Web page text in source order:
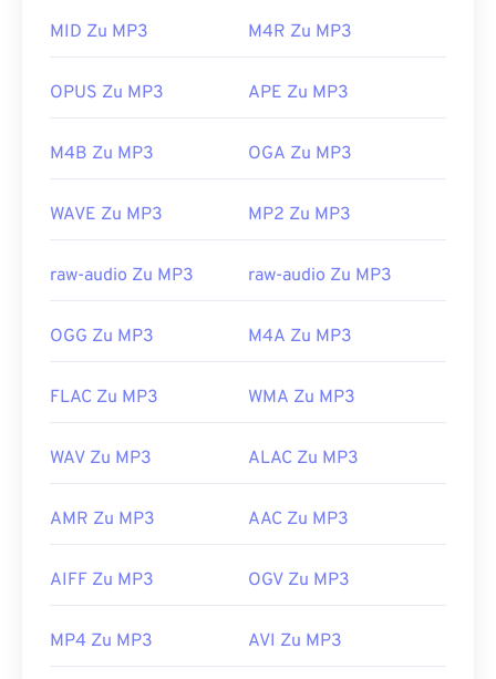
Ein weiteres Programm, das MP3-Dateien öffnen
zwei weitere Dateitypen die Erweiterung MP3
der Ransomware TeslaCrypt 3.0 verschlüsselte
die Lösegeld in Bitcoins forderte, inzwischen aber
Bedrohung mehr darstellt.
Experts Group
https://en.wikipedia.org/wiki/MP3
a/music-player-application-format.html
MID Zu MP3 M4R Zu MP3
OPUS Zu MP3 APE Zu MP3
M4B Zu MP3 OGA Zu MP3
WAVE Zu MP3 MP2 Zu MP3
raw-audio Zu MP3 raw-audio Zu MP3
OGG Zu MP3 M4A Zu MP3
FLAC Zu MP3 WMA Zu MP3
WAV Zu MP3 ALAC Zu MP3
AMR Zu MP3 AAC Zu MP3
AIFF Zu MP3 OGV Zu MP3
MP4 Zu MP3 AVI Zu MP3